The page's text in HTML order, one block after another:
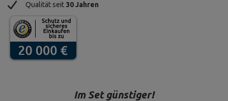
Qualität seit 30 Jahren
Im Set günstiger!